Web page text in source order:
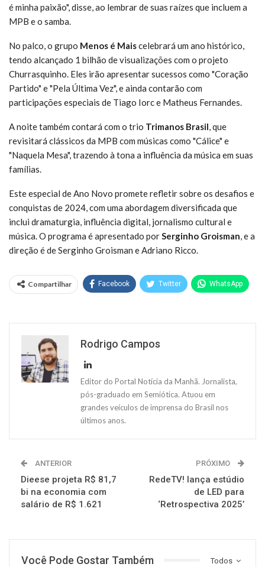
é minha paixão", disse, ao lembrar de suas raízes que incluem a
MPB e o samba.
No palco, o grupo Menos é Maiscelebrará um ano histórico,
tendo alcançado 1 bilhão de visualizações com o projeto
Churrasquinho. Eles irão apresentar sucessos como "Coração
Partido" e "Pela Última Vez", e ainda contarão com
participações especiais de Tiago Iorc e Matheus Fernandes.
A noite também contará com o trio Trimanos Brasil, que
revisitará clássicos da MPB com músicas como "Cálice" e
"Naquela Mesa", trazendo à tona a influência da música em suas
famílias.
Este especial de Ano Novo promete refletir sobre os desafios e
conquistas de 2024, com uma abordagem diversificada que
inclui dramaturgia, influência digital, jornalismo cultural e
música. O programa é apresentado porSerginho Groisman, e a
direção é de Serginho Groisman e Adriano Ricco.
Compartilhar Facebook Twitter WhatsApp
Rodrigo Campos
Editor do Portal Notícia da Manhã. Jornalista,
pós-graduado em Semiótica. Atuou em
grandes veículos de imprensa do Brasil nos
últimos anos.
ANTERIOR
Dieese projeta R$ 81,7
bi na economia com
salário de R$ 1.621
PRÓXIMO
RedeTV! lança estúdio
de LED para
‘Retrospectiva 2025’
Todos
Você Pode Gostar Também